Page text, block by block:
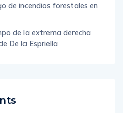
de incendios forestales en
de la extrema derecha
De la Espriella